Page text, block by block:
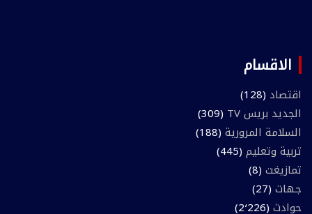
الاقسام
اقتصاد (128)
الجديد بريس TV
(309)
السلامة المرورية (188)
تربية وتعليم (445)
تمازيغت (8)
جهات (27)
حوادث (2٬226)